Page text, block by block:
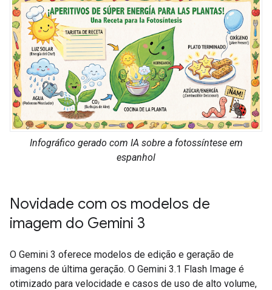
Infográfico gerado com IA sobre a fotossíntese em
espanhol
Novidade com os modelos de
imagem do Gemini 3
O Gemini 3 oferece modelos de edição e geração de
imagens de última geração. O Gemini 3.1 Flash Image é
otimizado para velocidade e casos de uso de alto volume,